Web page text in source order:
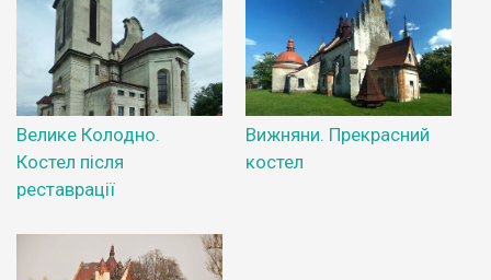
Велике Колодно.
Костел після
реставрації
Вижняни. Прекрасний
костел